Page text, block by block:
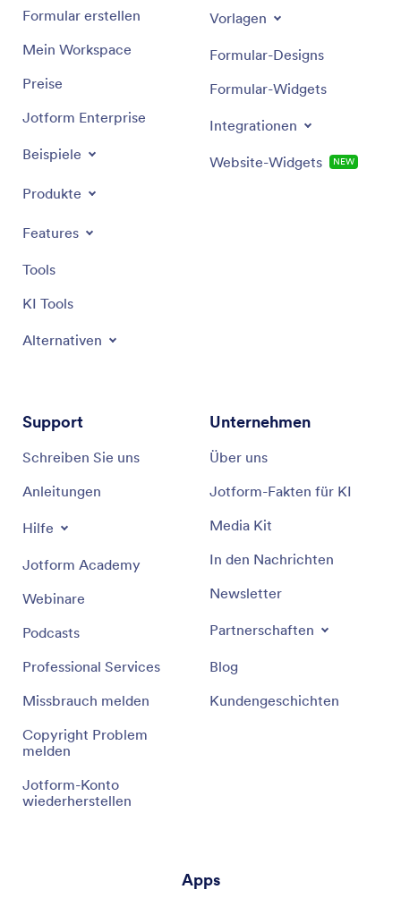
Formular erstellen
Mein Workspace
Preise
Jotform Enterprise
Beispiele
Produkte
Features
Tools
KI Tools
Alternativen
Vorlagen
Formular-Designs
Formular-Widgets
Integrationen
Website-Widgets NEW
Support
Schreiben Sie uns
Anleitungen
Hilfe
Jotform Academy
Webinare
Podcasts
Professional Services
Missbrauch melden
Copyright Problem
melden
Jotform-Konto
wiederherstellen
Unternehmen
Über uns
Jotform-Fakten für KI
Media Kit
In den Nachrichten
Newsletter
Partnerschaften
Blog
Kundengeschichten
Apps